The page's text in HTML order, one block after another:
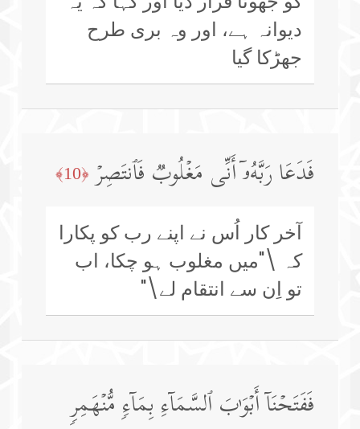
دیوانہ ہے، اور وہ بری طرح
جھڑکا گیا
فَدَعَا رَبَّهُۥۤ أَنِّی مَغۡلُوبࣱ فَٱنتَصِرۡ ﴿10﴾
آخر کار اُس نے اپنے رب کو پکارا
کہ \"میں مغلوب ہو چکا، اب
تو اِن سے انتقام لے\"
فَفَتَحۡنَاۤ أَبۡوَ ٰ⁠بَ ٱلسَّمَاۤءِ بِمَاۤءࣲ مُّنۡهَمِرࣲ